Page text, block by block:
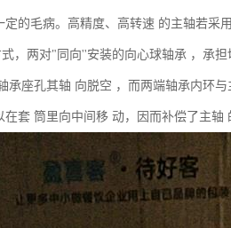
定的毛病。高精度、高转速 的主轴若采
，两对"同向''安装的向心球轴承 ，承
承座孔其轴 向脱空 ，而两端轴承内环
套 筒里向中间移 动，因而补偿了主轴